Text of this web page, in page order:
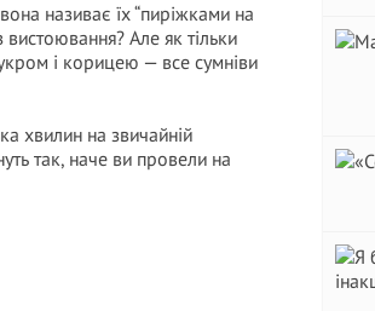
називає їх “пиріжками на
вистоювання? Але як тільки
і корицею — все сумніви
хвилин на звичайній
так, наче ви провели на